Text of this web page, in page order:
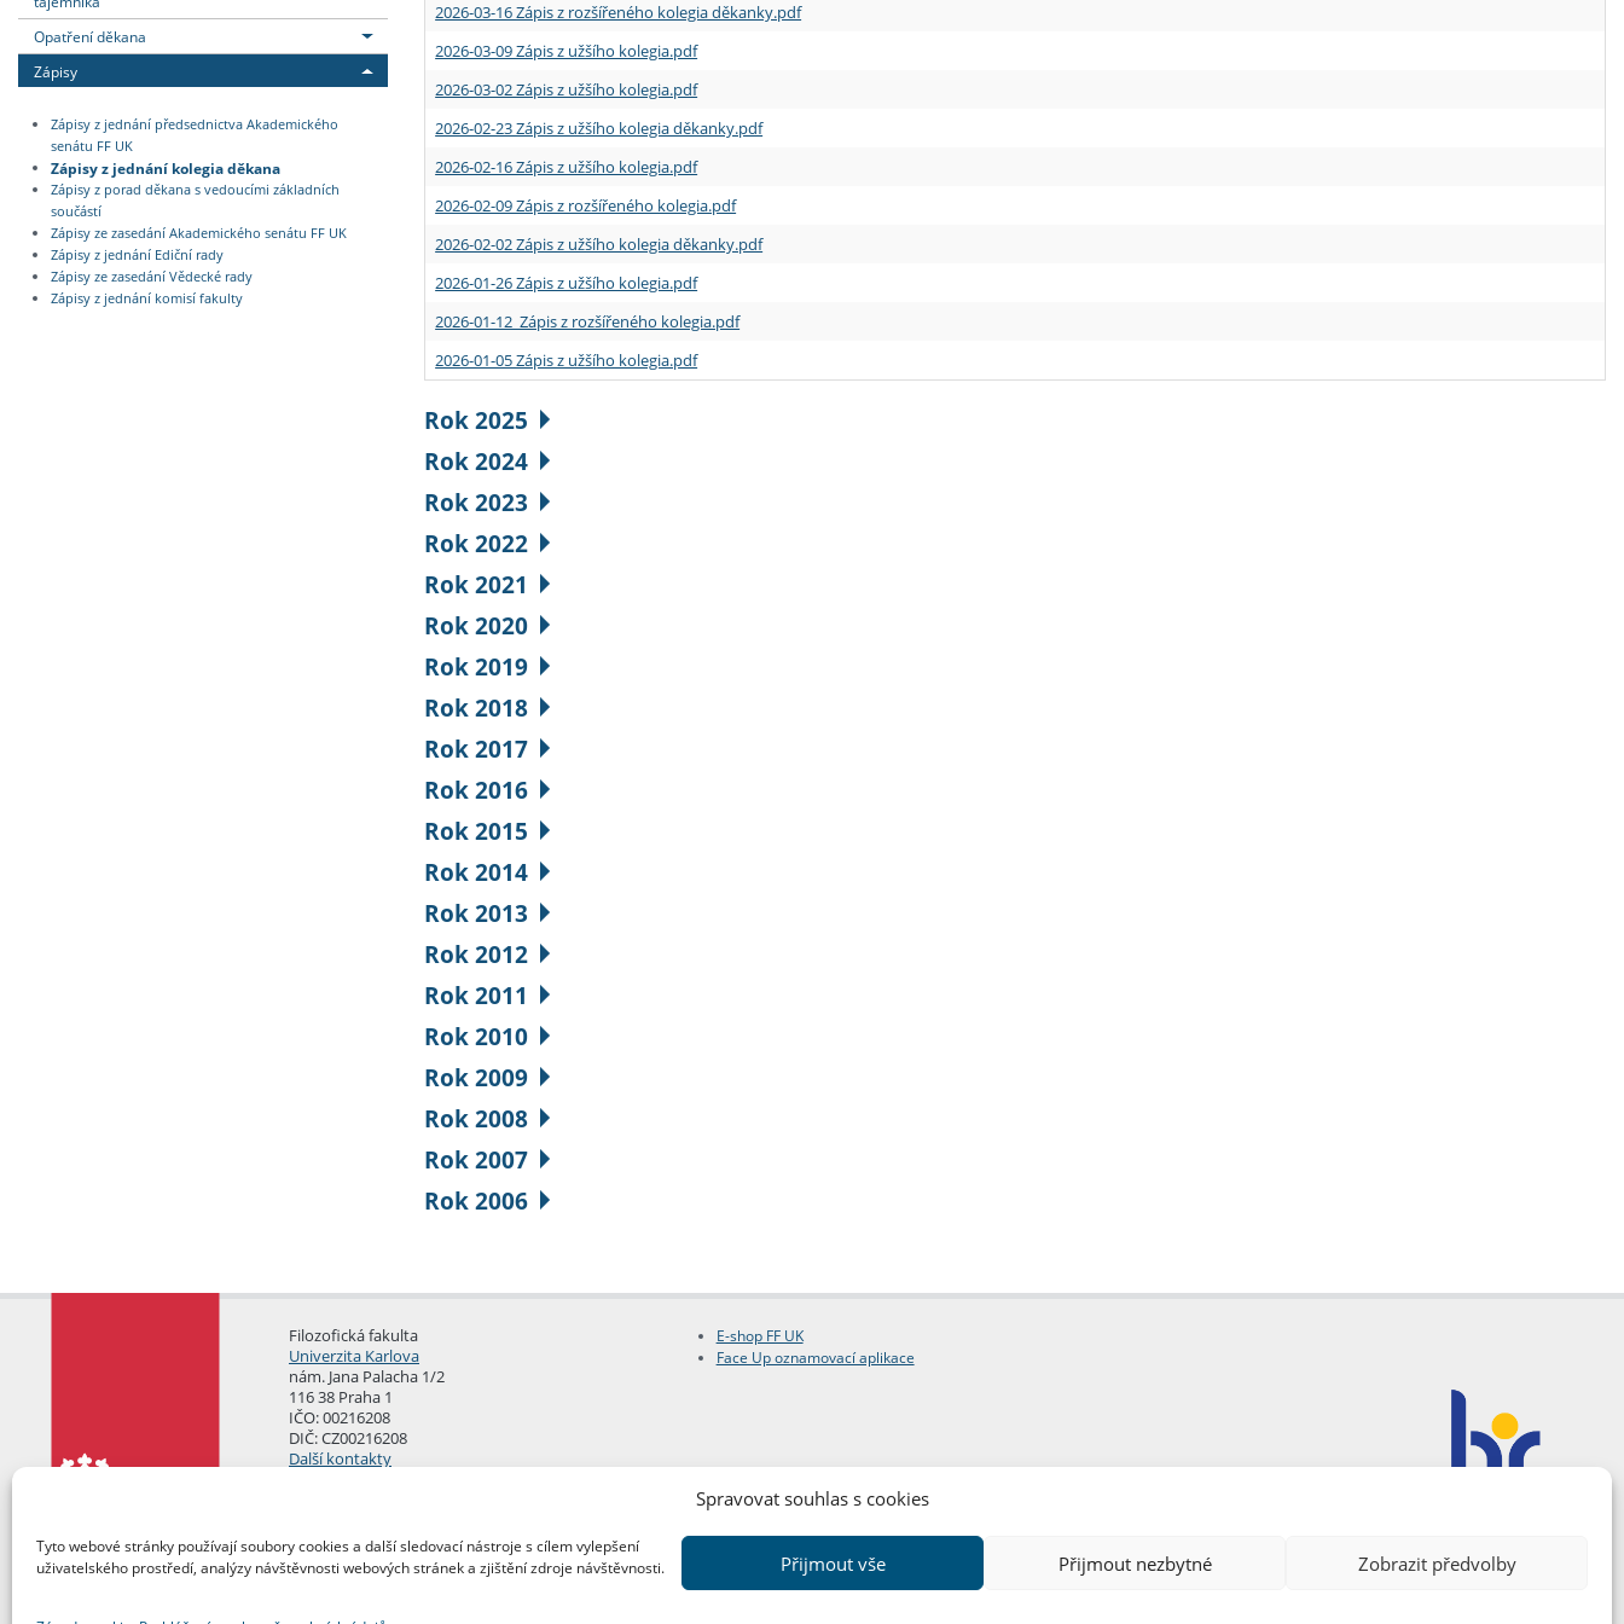
Spravovat souhlas s cookies
Tyto webové stránky používají soubory cookies a další sledovací nástroje s cílem vylepšení
uživatelského prostředí, analýzy návštěvnosti webových stránek a zjištění zdroje návštěvnosti.
Přijmout vše Přijmout nezbytné Zobrazit předvolby
Opatření děkana
Zápisy
Zápisy z jednání předsednictva Akademického
senátu FF UK
Zápisy z jednání kolegia děkana
Zápisy z porad děkana s vedoucími základních
součástí
Zápisy ze zasedání Akademického senátu FF UK
Zápisy z jednání Ediční rady
Zápisy ze zasedání Vědecké rady
Zápisy z jednání komisí fakulty
2026-03-16 Zápis z rozšířeného kolegia děkanky.pdf
2026-03-09 Zápis z užšího kolegia.pdf
2026-03-02 Zápis z užšího kolegia.pdf
2026-02-23 Zápis z užšího kolegia děkanky.pdf
2026-02-16 Zápis z užšího kolegia.pdf
2026-02-09 Zápis z rozšířeného kolegia.pdf
2026-02-02 Zápis z užšího kolegia děkanky.pdf
2026-01-26 Zápis z užšího kolegia.pdf
2026-01-12 Zápis z rozšířeného kolegia.pdf
2026-01-05 Zápis z užšího kolegia.pdf
Rok 2025
Rok 2024
Rok 2023
Rok 2022
Rok 2021
Rok 2020
Rok 2019
Rok 2018
Rok 2017
Rok 2016
Rok 2015
Rok 2014
Rok 2013
Rok 2012
Rok 2011
Rok 2010
Rok 2009
Rok 2008
Rok 2007
Rok 2006
Filozofická fakulta
Univerzita Karlova
nám. Jana Palacha 1/2
116 38 Praha 1
IČO: 00216208
DIČ: CZ00216208
Další kontakty
E-shop FF UK
Face Up oznamovací aplikace